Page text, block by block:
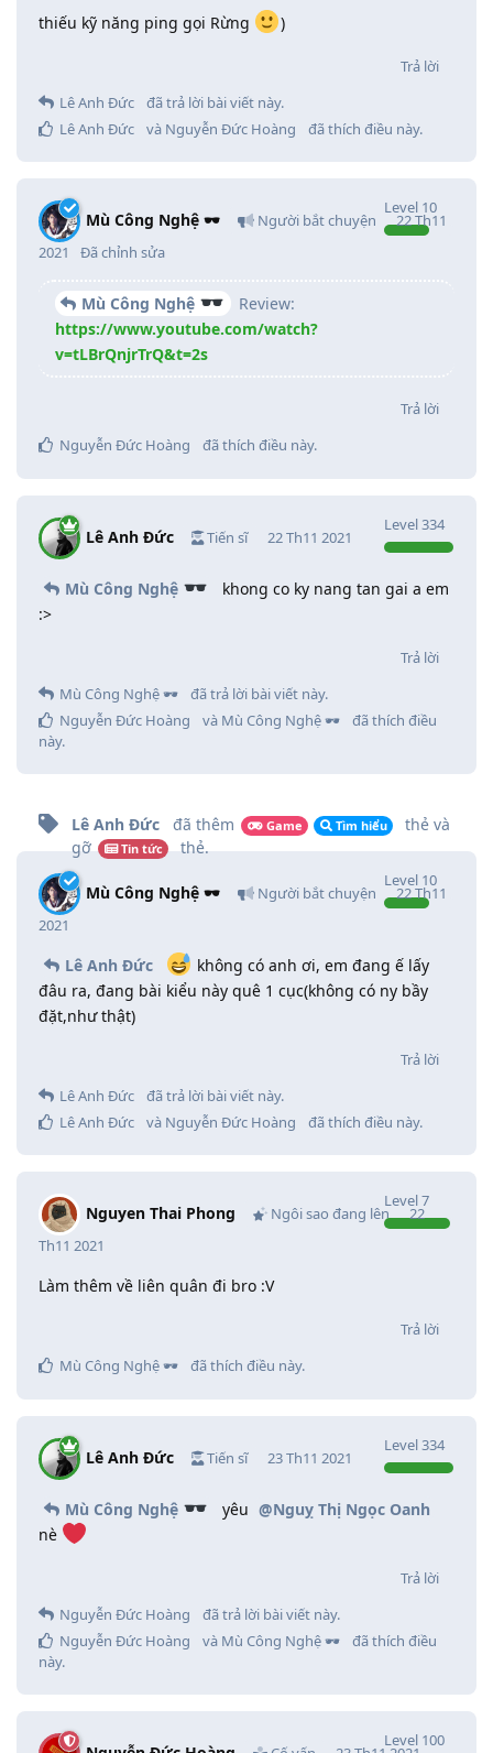
thiếu kỹ năng ping gọi Rừng )
Trả lời
Lê Anh Đức
đã trả lời bài viết này.
Lê Anh Đức
và Nguyễn Đức Hoàng đã thích điều này.
Mù Công Nghệ 🕶️ Người bắt chuyện
Level 10
22 Th11
2021
Đã chỉnh sửa
Mù Công Nghệ
Review:
https://www.youtube.com/watch?
v=tLBrQnjrTrQ&t=2s
Trả lời
Nguyễn Đức Hoàng
đã thích điều này.
Lê Anh Đức Tiến sĩ
Level334
22 Th11 2021
Mù Công Nghệ
khong co ky nang tan gai a em
:>
Trả lời
Mù Công Nghệ 🕶️
đã trả lời bài viết này.
Nguyễn Đức Hoàng
và Mù Công Nghệ 🕶️
đã thích điều
này.
Lê Anh Đức đã thêm Game Tìm hiểu thẻ và
gỡ
Tin tức thẻ.
Mù Công Nghệ 🕶️ Người bắt chuyện
Level 10
22 Th11
2021
Lê Anh Đức
không có anh ơi, em đang ế lấy
đâu ra, đang bài kiểu này quê 1 cục(không có ny bầy
đặt,như thật)
Trả lời
Lê Anh Đức
đã trả lời bài viết này.
Lê Anh Đức
và Nguyễn Đức Hoàng đã thích điều này.
Nguyen Thai Phong Ngôi sao đang lên
Level7
22
Th11 2021
Làm thêm về liên quân đi bro :V
Trả lời
Mù Công Nghệ 🕶️
đã thích điều này.
Lê Anh Đức Tiến sĩ
Level334
23 Th11 2021
Mù Công Nghệ yêu @Nguỵ Thị Ngọc Oanh
nè
Trả lời
Nguyễn Đức Hoàng
đã trả lời bài viết này.
Nguyễn Đức Hoàng
và Mù Công Nghệ 🕶️
đã thích điều
này.
Level 100